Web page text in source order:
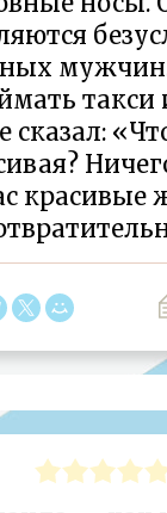
такси
сказал: